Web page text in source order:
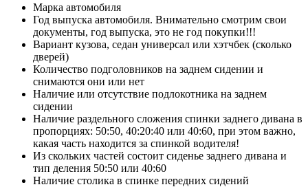
Марка автомобиля
Год выпуска автомобиля. Внимательно смотрим свои
документы, год выпуска, это не год покупки!!!
Вариант кузова, седан универсал или хэтчбек (сколько
дверей)
Количество подголовников на заднем сидении и
снимаются они или нет
Наличие или отсутствие подлокотника на заднем
сидении
Наличие раздельного сложения спинки заднего дивана в
пропорциях: 50:50, 40:20:40 или 40:60, при этом важно,
какая часть находится за спинкой водителя!
Из скольких частей состоит сиденье заднего дивана и
тип деления 50:50 или 40:60
Наличие столика в спинке передних сидений